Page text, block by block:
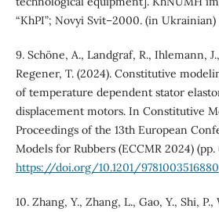
“KhPI”; Novyi Svit–2000. (in Ukrainian)
9. Schöne, A., Landgraf, R., Ihlemann,
Regener, T. (2024). Constitutive
of temperature dependent stator
displacement motors. In Constitutive
Proceedings of the 13th European
Models for Rubbers (ECCMR 2024) (pp.
https://doi.org/10.1201/9781003516880
10. Zhang, Y., Zhang, L., Gao, Y., Shi,